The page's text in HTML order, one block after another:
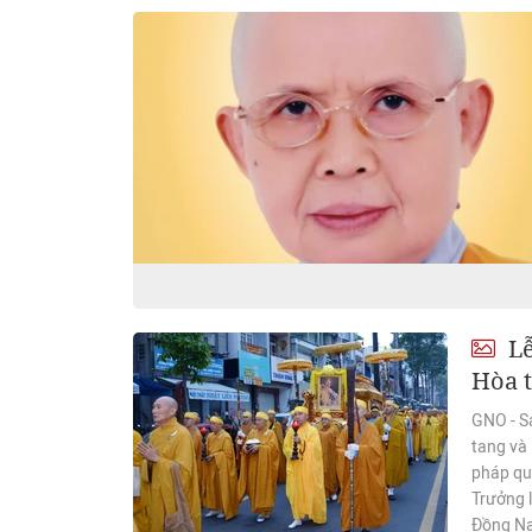
Hòa
GNO -
tang và
pháp
Trưởng
Đồng